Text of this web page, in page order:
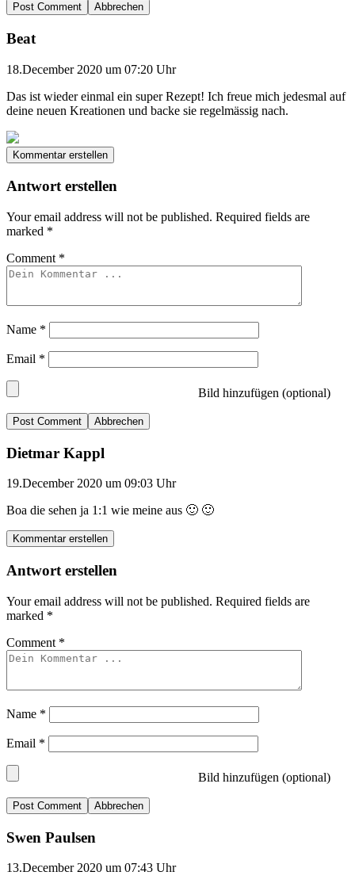
Abbrechen
Beat
18.December 2020 um 07:20 Uhr
Das ist wieder einmal ein super Rezept! Ich freue mich jedesmal auf
deine neuen Kreationen und backe sie regelmässig nach.
Kommentar erstellen
Antwort erstellen
Your email address will not be published. Required fields are
marked *
Comment *
Name *
Email *
Bild hinzufügen (optional)
Abbrechen
Dietmar Kappl
19.December 2020 um 09:03 Uhr
Boa die sehen ja 1:1 wie meine aus 🙂 🙂
Kommentar erstellen
Antwort erstellen
Your email address will not be published. Required fields are
marked *
Comment *
Name *
Email *
Bild hinzufügen (optional)
Abbrechen
Swen Paulsen
13.December 2020 um 07:43 Uhr